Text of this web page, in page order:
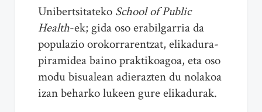
Unibertsitateko School of Public
Health-ek; gida oso erabilgarria da
populazio orokorrarentzat, elikadura-
piramidea baino praktikoagoa, eta oso
modu bisualean adierazten du nolakoa
izan beharko lukeen gure elikadurak.